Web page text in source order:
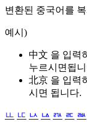
변환된 중국어를
예시)
中文 을 입력
누르시면됩
北京 을 입력
시면 됩니다.
ㅥ ㅦ ㅧ ㅨ ㅩ ㅪ ㅫ